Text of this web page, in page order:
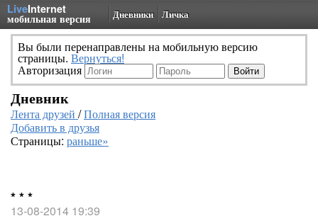
LiveInternet
мобильная версия Дневники Личка
Вы были перенаправлены на мобильную версию
страницы. Вернуться!
Авторизация
Дневник
Лента друзей /Полная версия
Добавить в друзья
Страницы: раньше»
* * *
13-08-2014 19:39